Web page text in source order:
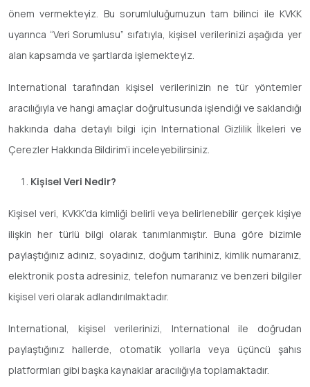
önem vermekteyiz. Bu sorumluluğumuzun tam bilinci ile KVKK
uyarınca “Veri Sorumlusu” sıfatıyla, kişisel verilerinizi aşağıda yer
alan kapsamda ve şartlarda işlemekteyiz.
International tarafından kişisel verilerinizin ne tür yöntemler
aracılığıyla ve hangi amaçlar doğrultusunda işlendiği ve saklandığı
hakkında daha detaylı bilgi için International Gizlilik İlkeleri ve
Çerezler Hakkında Bildirim’i inceleyebilirsiniz.
Kişisel Veri Nedir?
Kişisel veri, KVKK’da kimliği belirli veya belirlenebilir gerçek kişiye
ilişkin her türlü bilgi olarak tanımlanmıştır. Buna göre bizimle
paylaştığınız adınız, soyadınız, doğum tarihiniz, kimlik numaranız,
elektronik posta adresiniz, telefon numaranız ve benzeri bilgiler
kişisel veri olarak adlandırılmaktadır.
International, kişisel verilerinizi, International ile doğrudan
paylaştığınız hallerde, otomatik yollarla veya üçüncü şahıs
platformları gibi başka kaynaklar aracılığıyla toplamaktadır.